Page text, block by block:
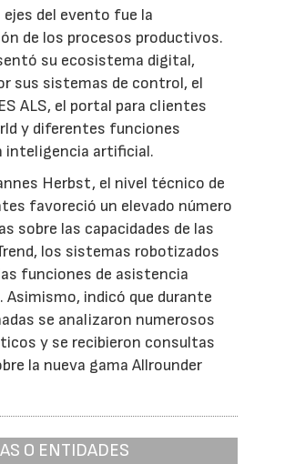
ejes del evento fue la
de los procesos productivos.
su ecosistema digital,
sus sistemas de control, el
ALS, el portal para clientes
y diferentes funciones
inteligencia artificial.
Herbst, el nivel técnico de
favoreció un elevado número
sobre las capacidades de las
los sistemas robotizados
funciones de asistencia
Asimismo, indicó que durante
se analizaron numerosos
y se recibieron consultas
la nueva gama Allrounder
O ENTIDADES